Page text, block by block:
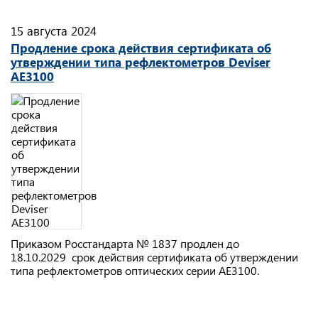
15 августа 2024
Продление срока действия сертификата об
утверждении типа рефлектометров Deviser
АЕ3100
Приказом Росстандарта № 1837 продлен до
18.10.2029 срок действия сертификата об утверждении
типа рефлектометров оптических серии АЕ3100.